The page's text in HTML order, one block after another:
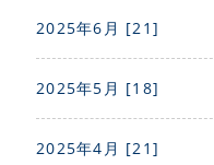
2025年6月 [21]
2025年5月 [18]
2025年4月 [21]